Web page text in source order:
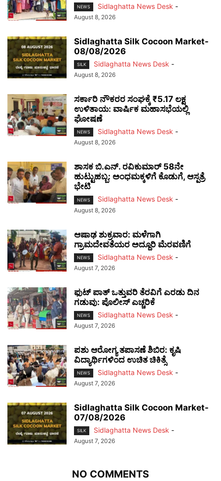
NEWS Sidlaghatta News Desk -
August 8, 2026
Sidlaghatta Silk Cocoon Market-
08/08/2026
SILK Sidlaghatta News Desk -
August 8, 2026
ಸರ್ಕಾರಿ ನೌಕರರ ಸಂಘಕ್ಕೆ ₹5.17 ಲಕ್ಷ
ಉಳಿತಾಯ: ವಾರ್ಷಿಕ ಮಹಾಸಭೆಯಲ್ಲಿ
ಘೋಷಣೆ
NEWS Sidlaghatta News Desk -
August 8, 2026
ಶಾಸಕ ಬಿ.ಎನ್. ರವಿಕುಮಾರ್ 58ನೇ
ಹುಟ್ಟುಹಬ್ಬ: ಅಂಧಮಕ್ಕಳಿಗೆ ಕೊಡುಗೆ, ಆಸ್ಪತ್ರೆ
ಭೇಟಿ
NEWS Sidlaghatta News Desk -
August 8, 2026
ಆಷಾಢ ಶುಕ್ರವಾರ: ಮಳೆಗಾಗಿ
ಗ್ರಾಮದೇವತೆಯರ ಅದ್ದೂರಿ ಮೆರವಣಿಗೆ
NEWS Sidlaghatta News Desk -
August 7, 2026
ಫುಟ್‌ ಪಾತ್ ಒತ್ತುವರಿ ತೆರವಿಗೆ ಎರಡು ದಿನ
ಗಡುವು: ಪೊಲೀಸ್ ಎಚ್ಚರಿಕೆ
NEWS Sidlaghatta News Desk -
August 7, 2026
ಪಶು ಆರೋಗ್ಯ ತಪಾಸಣೆ ಶಿಬಿರ: ಕೃಷಿ
ವಿದ್ಯಾರ್ಥಿಗಳಿಂದ ಉಚಿತ ಚಿಕಿತ್ಸೆ
NEWS Sidlaghatta News Desk -
August 7, 2026
Sidlaghatta Silk Cocoon Market-
07/08/2026
SILK Sidlaghatta News Desk -
August 7, 2026
NO COMMENTS